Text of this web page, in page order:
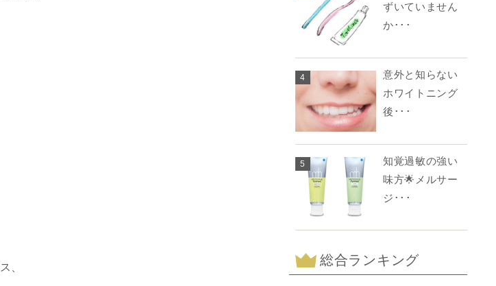
、
ずいていません
か･･･
4
意外と知らない
ホワイトニング
後･･･
5
知覚過敏の強い
味方🌟メルサー
ジ･･･
総合ランキング